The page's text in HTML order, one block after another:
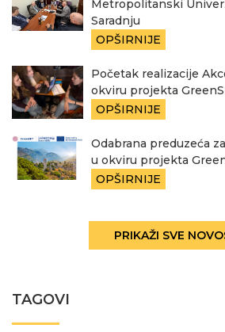
Metropolitanski
Saradnju
OPŠIRNIJE
Početak realizacije
okviru projekta
OPŠIRNIJE
Odabrana preduzeća
u okviru projekta
OPŠIRNIJE
PRIKAŽI SVE
TAGOVI